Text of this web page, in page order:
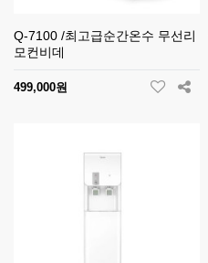
Q-7100 /최고급순간온수 무선리
모컨비데
499,000원